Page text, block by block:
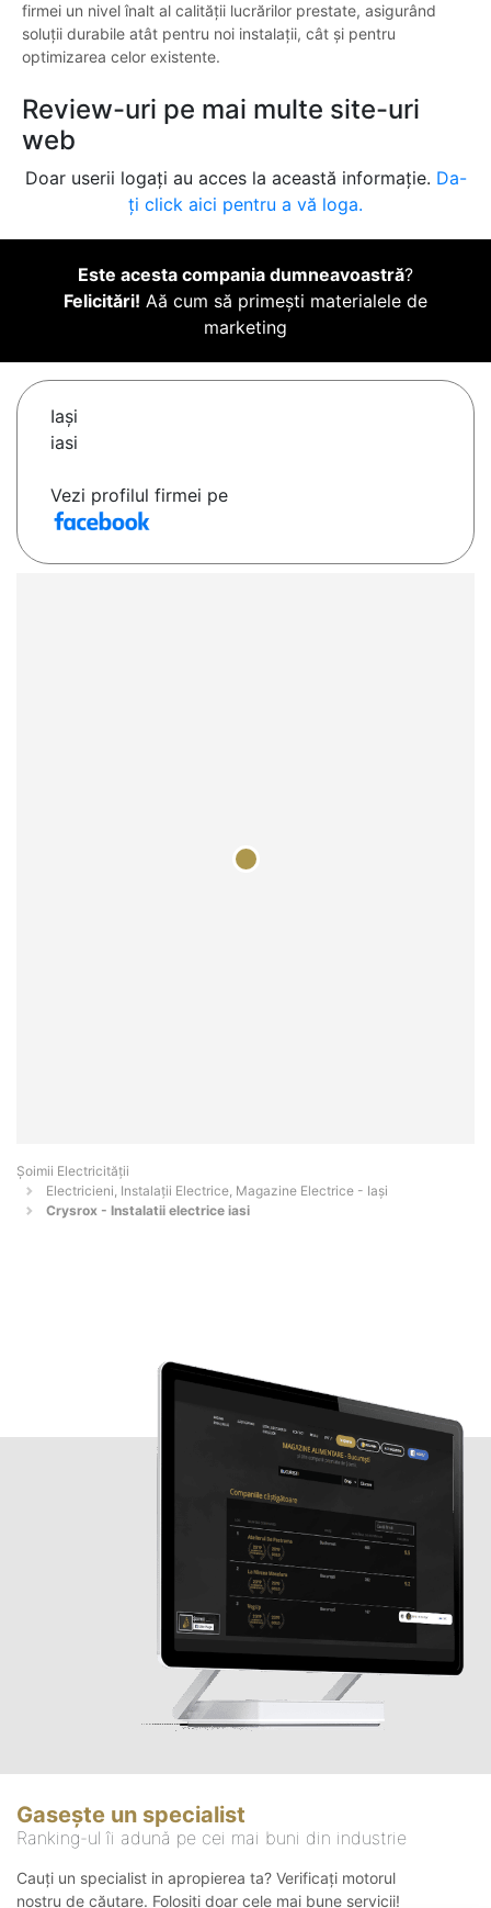
firmei un nivel înalt al calității lucrărilor prestate, asigurând
soluții durabile atât pentru noi instalații, cât și pentru
optimizarea celor existente.
Review-uri pe mai multe site-uri
web
Doar userii logați au acces la această informație. Da-
ți click aici pentru a vă loga.
Este acesta compania dumneavoastră?
Felicitări! Aă cum să primești materialele de
marketing
Iaşi
iasi
Vezi profilul firmei pe
Șoimii Electricității
Electricieni, Instalații Electrice, Magazine Electrice - Iaşi
Crysrox - Instalatii electrice iasi
Gasește un specialist
Ranking-ul îi adună pe cei mai buni din industrie
Cauți un specialist in apropierea ta? Verificați motorul
nostru de căutare. Folosiți doar cele mai bune servicii!